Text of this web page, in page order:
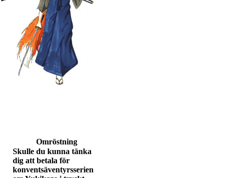
Omröstning
Skulle du kunna tänka
dig att betala för
konventsäventyrsserien